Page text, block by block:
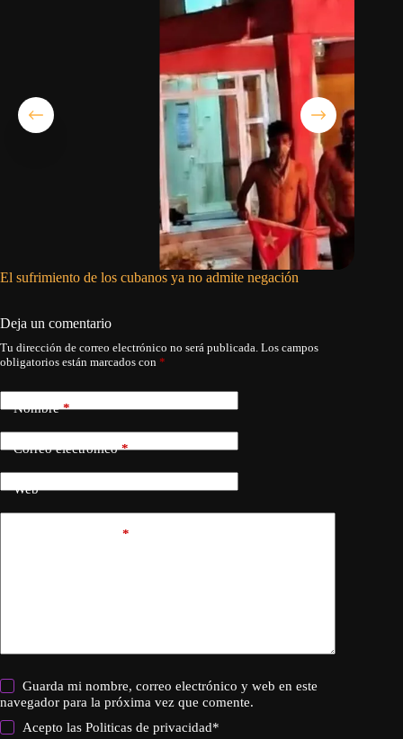
El sufrimiento de los cubanos ya no admite negación
Deja un comentario
Tu dirección de correo electrónico no será publicada. Los campos
obligatorios están marcados con *
Nombre*
Correo electrónico*
Web
*
Guarda mi nombre, correo electrónico y web en este
navegador para la próxima vez que comente.
Acepto lasPoliticas de privacidad*